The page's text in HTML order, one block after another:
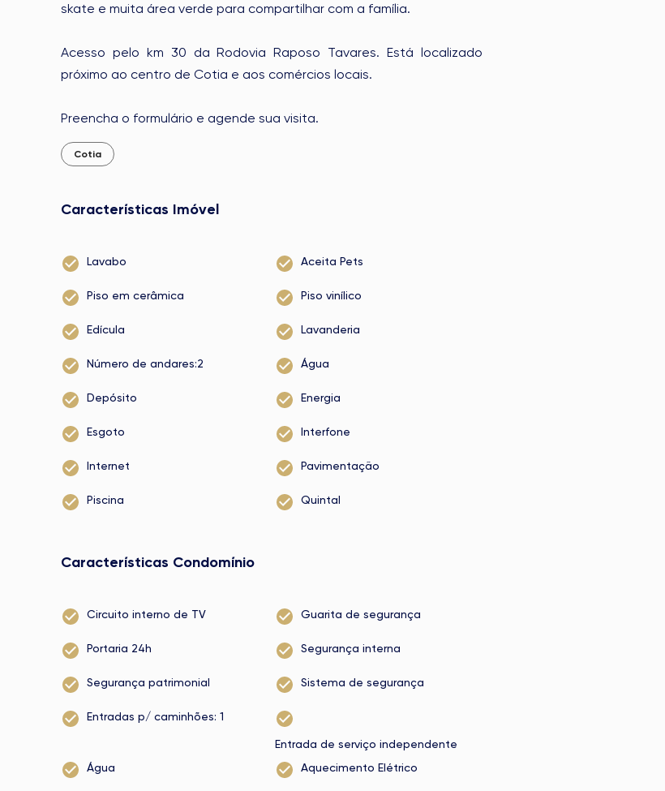
skate e muita área verde para compartilhar com a família.
Acesso pelo km 30 da Rodovia Raposo Tavares. Está localizado
próximo ao centro de Cotia e aos comércios locais.
Preencha o formulário e agende sua visita.
Cotia
Características Imóvel
Lavabo Aceita Pets
Piso em cerâmica Piso vinílico
Edícula Lavanderia
Número de andares:2 Água
Depósito Energia
Esgoto Interfone
Internet Pavimentação
Piscina Quintal
Características Condomínio
Circuito interno de TV Guarita de segurança
Portaria 24h Segurança interna
Segurança patrimonial Sistema de segurança
Entradas p/ caminhões: 1
Entrada de serviço independente
Água
Aquecimento Elétrico